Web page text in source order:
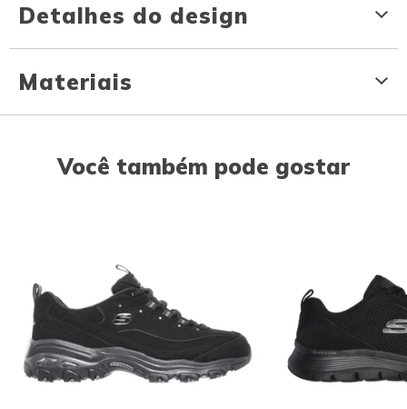
Detalhes do design
Materiais
Você também pode gostar